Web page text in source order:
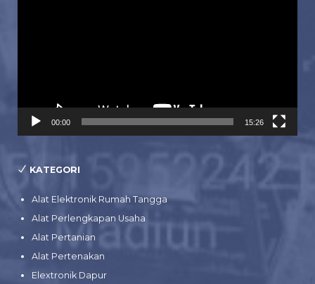
00:00 15:26
KATEGORI
Alat Elektronik Rumah Tangga
Alat Perlengkapan Usaha
Alat Pertanian
Alat Pertenakan
Elextronik Dapur